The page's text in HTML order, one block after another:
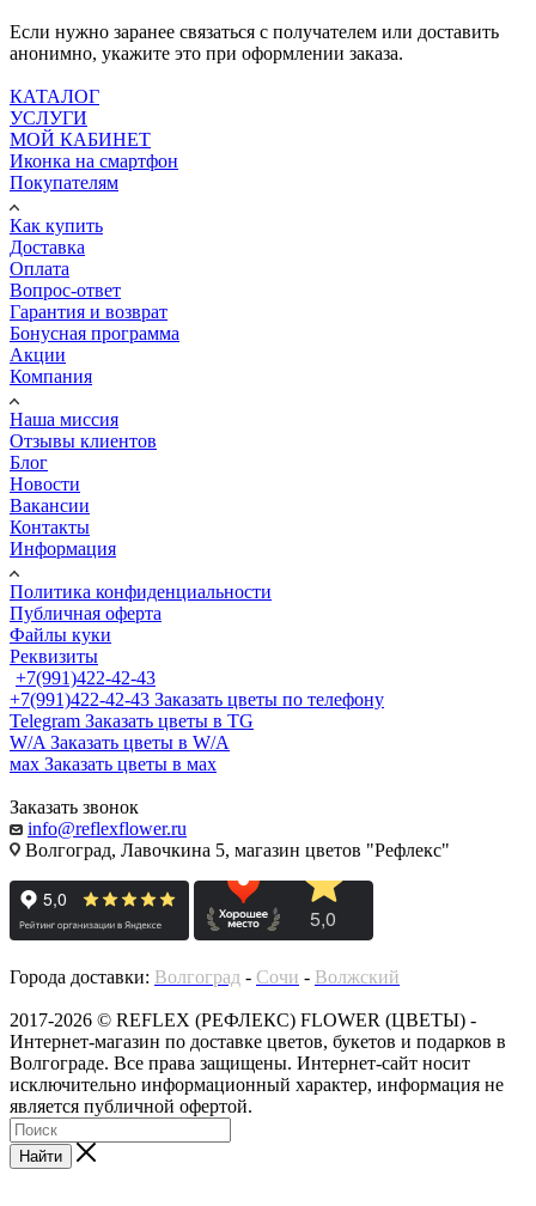
Если нужно заранее связаться с получателем или доставить
анонимно, укажите это при оформлении заказа.
КАТАЛОГ
УСЛУГИ
МОЙ КАБИНЕТ
Иконка на смартфон
Покупателям
Как купить
Доставка
Оплата
Вопрос-ответ
Гарантия и возврат
Бонусная программа
Акции
Компания
Наша миссия
Отзывы клиентов
Блог
Новости
Вакансии
Контакты
Информация
Политика конфиденциальности
Публичная оферта
Файлы куки
Реквизиты
+7(991)422-42-43
+7(991)422-42-43 Заказать цветы по телефону
Telegram Заказать цветы в TG
W/A Заказать цветы в W/A
мах Заказать цветы в мах
Заказать звонок
info@reflexflower.ru
Волгоград, Лавочкина 5, магазин цветов "Рефлекс"
Города доставки: Волгоград - Сочи - Волжский
2017-2026 © REFLEX (РЕФЛЕКС) FLOWER (ЦВЕТЫ) -
Интернет-магазин по доставке цветов, букетов и подарков в
Волгограде. Все права защищены. Интернет-сайт носит
исключительно информационный характер, информация не
является публичной офертой.
Найти